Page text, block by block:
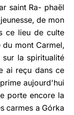
saint Ra- phaël
de mon
ce lieu de culte
du mont Carmel,
la spiritualité
ai reçu dans ce
aujourd'hui
porte encore la
carmes a Górka